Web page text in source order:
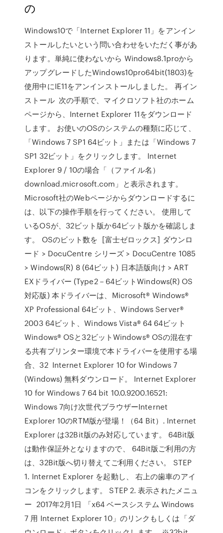
の
Windows10で「Internet Explorer 11」をアンイン
ストールしたいという問い合わせをいただく事があ
ります。単純に使わないから Windows8.1proから
アップグレードしたWindows10pro64bit(1803)を
使用中にIE11をアンインストールしました。 再イン
ストール 次の手順で、マイクロソフト社のホーム
ページから、Internet Explorer 11をダウンロード
します。 お使いのOSのシステムの種類に応じて、
「Windows 7 SP1 64ビット」または「Windows 7
SP1 32ビット」をクリックします。 Internet
Explorer 9 / 10の場合「（ファイル名）
download.microsoft.com」と表示されます。
Microsoft社のWebページからダウンロードするに
は、以下の操作手順を行ってください。 使用して
いるOSが、32ビット版か64ビット版かを確認しま
す。 OSのビット数を [富士ゼロックス] ダウンロ
ード > DocuCentre シリーズ > DocuCentre 1085
> Windows(R) 8 (64ビット) 日本語版向け > ART
EXドライバー (Type2－64ビットWindows(R) OS
対応版) 本ドライバーは、Microsoft® Windows®
XP Professional 64ビット、Windows Server®
2003 64ビット、Windows Vista® 64 64ビット
Windows® OSと32ビットWindows® OSの混在す
る共有プリンター環境で本ドライバーを使用する場
合、32 Internet Explorer 10 for Windows 7
(Windows) 無料ダウンロード。 Internet Explorer
10 for Windows 7 64 bit 10.0.9200.16521:
Windows 7向け次世代ブラウザーInternet
Explorer 10のRTM版が登場！（64 Bit）. Internet
Explorer は32Bit版のみ対応しています。 64Bit版
は動作保証外となりますので、 64Bit版ご利用の方
は、32Bit版へ切り替えてご利用ください。 STEP
1. Internet Explorer を起動し、 右上の歯車のアイ
コンをクリックします。 STEP 2. 表示されたメニュ
ー 2017年2月1日 「x64 ベースシステム Windows
7 用 Internet Explorer 10」のリンクもしくは「ダ